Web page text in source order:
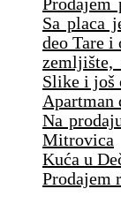
Sa placa
deo Tare
zemljište,
Slike i još
Apartman
Na
Mitrovica
Kuća u
Prodajem